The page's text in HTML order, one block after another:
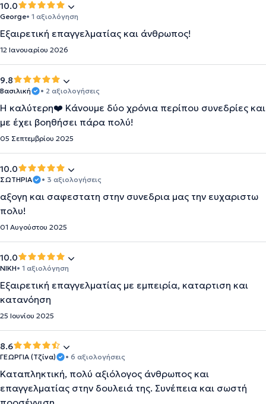
10.0
George• 1 αξιολόγηση
Εξαιρετική επαγγελματίας και άνθρωπος!
12 Ιανουαρίου 2026
9.8
Βασιλική • 2 αξιολογήσεις
Η καλύτερη❤️ Κάνουμε δύο χρόνια περίπου συνεδρίες και
με έχει βοηθήσει πάρα πολύ!
05 Σεπτεμβρίου 2025
10.0
ΣΩΤΗΡΙΑ • 3 αξιολογήσεις
αξογη και σαφεστατη στην συνεδρια μας την ευχαριστω
πολυ!
01 Αυγούστου 2025
10.0
ΝΙΚΗ• 1 αξιολόγηση
Εξαιρετική επαγγελματίας με εμπειρία, καταρτιση και
κατανόηση
25 Ιουνίου 2025
8.6
ΓΕΩΡΓΙΑ (Τζίνα) • 6 αξιολογήσεις
Καταπληκτική, πολύ αξιόλογος άνθρωπος και
επαγγελματίας στην δουλειά της. Συνέπεια και σωστή